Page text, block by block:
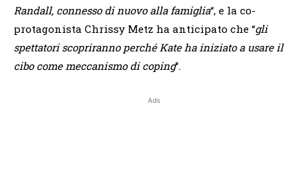
Randall, connesso di nuovo alla famiglia“, e la co-
protagonista Chrissy Metz ha anticipato che “gli
spettatori scopriranno perché Kate ha iniziato a usare il
cibo come meccanismo di coping”.
Ads